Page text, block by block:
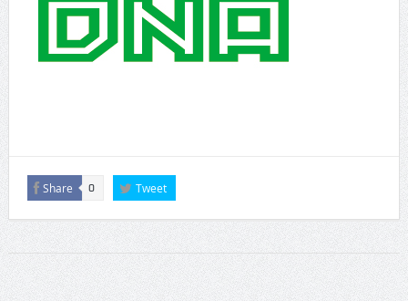
Share 0 Tweet